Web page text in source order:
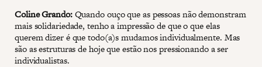
Coline Grando:Quando ouço que as pessoas não demonstram
mais solidariedade, tenho a impressão de que o que elas
querem dizer é que todo(a)s mudamos individualmente. Mas
são as estruturas de hoje que estão nos pressionando a ser
individualistas.